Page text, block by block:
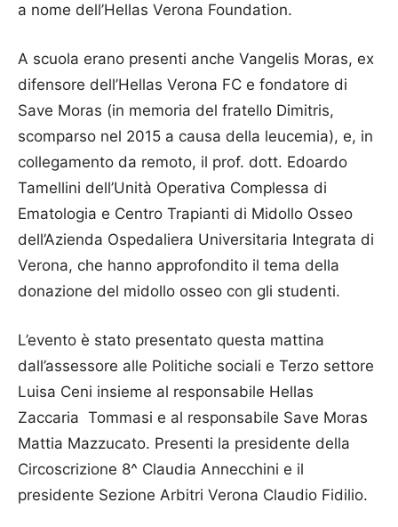
a nome dell’Hellas Verona Foundation.
A scuola erano presenti anche Vangelis Moras, ex
difensore dell’Hellas Verona FC e fondatore di
Save Moras (in memoria del fratello Dimitris,
scomparso nel 2015 a causa della leucemia), e, in
collegamento da remoto, il prof. dott. Edoardo
Tamellini dell’Unità Operativa Complessa di
Ematologia e Centro Trapianti di Midollo Osseo
dell’Azienda Ospedaliera Universitaria Integrata di
Verona, che hanno approfondito il tema della
donazione del midollo osseo con gli studenti.
L’evento è stato presentato questa mattina
dall’assessore alle Politiche sociali e Terzo settore
Luisa Ceni insieme al responsabile Hellas
Zaccaria Tommasi e al responsabile Save Moras
Mattia Mazzucato. Presenti la presidente della
Circoscrizione 8^ Claudia Annecchini e il
presidente Sezione Arbitri Verona Claudio Fidilio.